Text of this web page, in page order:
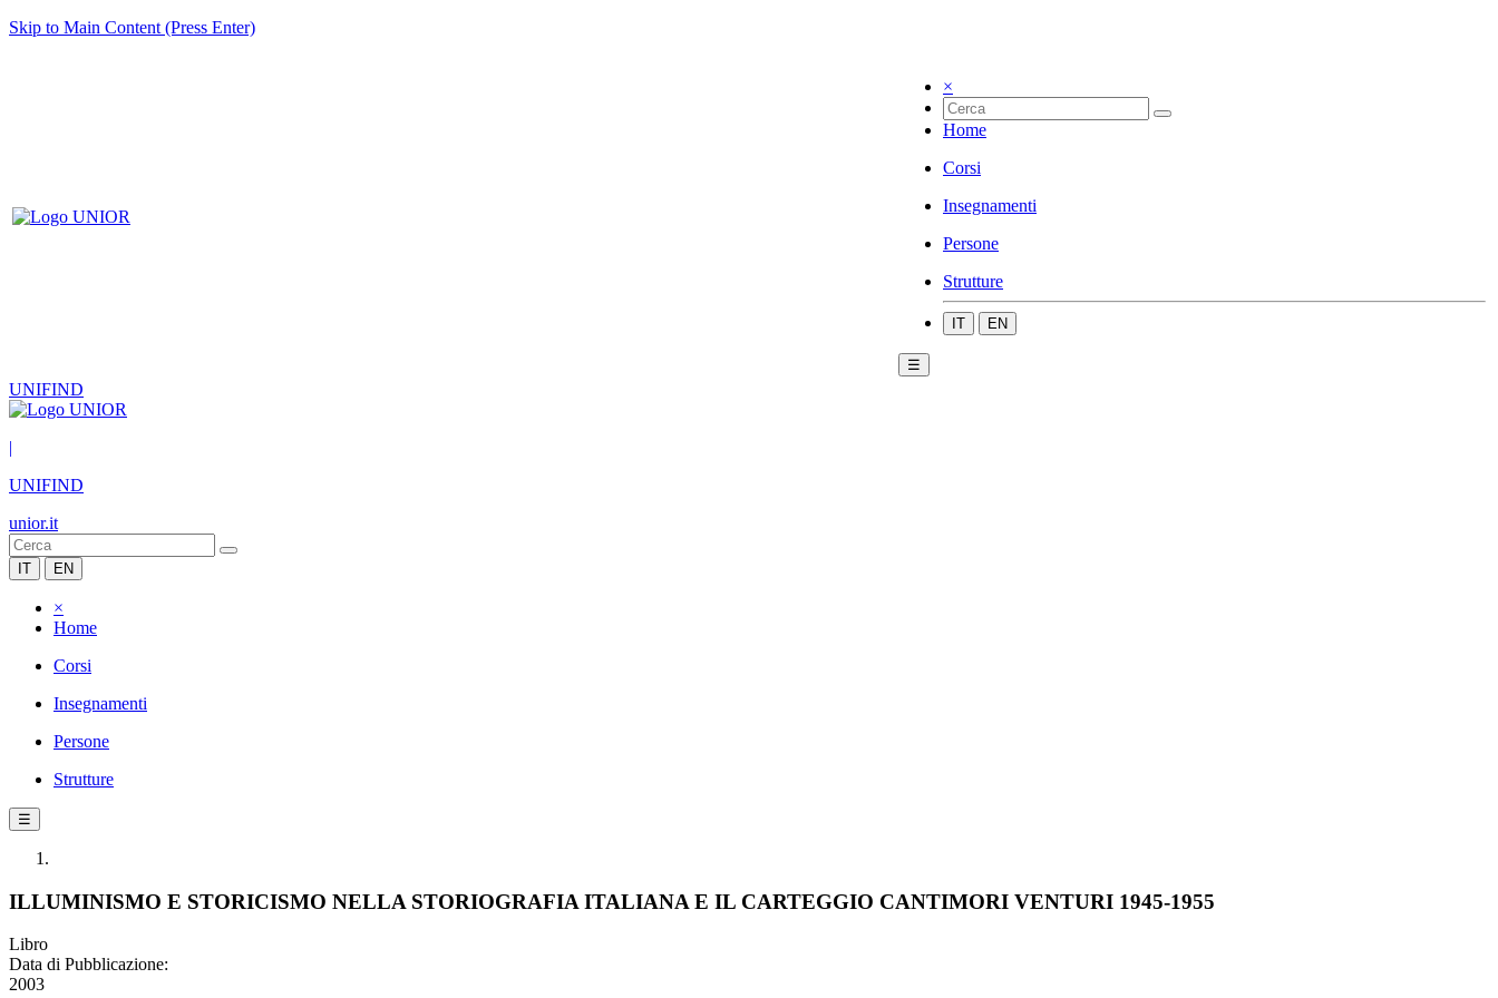
Skip to Main Content (Press Enter)
×
Home
Corsi
Insegnamenti
Persone
Strutture
IT EN
☰
UNIFIND
|
UNIFIND
unior.it
IT EN
×
Home
Corsi
Insegnamenti
Persone
Strutture
☰
ILLUMINISMO E STORICISMO NELLA STORIOGRAFIA ITALIANA E IL CARTEGGIO CANTIMORI VENTURI 1945-1955
Libro
Data di Pubblicazione:
2003